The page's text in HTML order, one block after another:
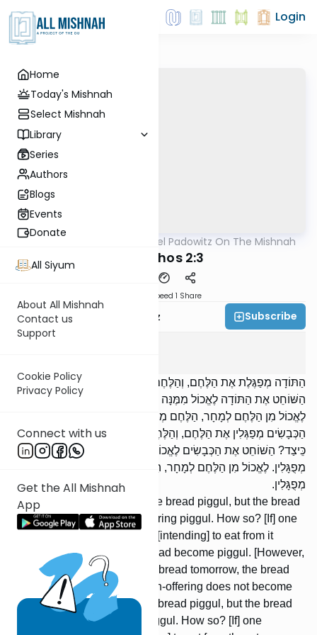
Home
Today's Mishnah
Select Mishnah
Library
Series
Authors
Blogs
Events
Donate
All Siyum
About All Mishnah
Contact us
Support
Cookie Policy
Privacy Policy
Connect with us
Get the All Mishnah
App
Login
Rabbi Joel Padowitz On The Mishnah
Menachos 2:3
Speed 1 Share
Rabbi Joel Padowitz Subscribe
הַתּוֹדָה מְפַגֶּלֶת אֶת הַלֶּחֶם, וְהַלֶּחֶם אֵינוֹ מְפַגֵּל אֶת הַתּוֹדָה. כֵּיצַד?
הַשּׁוֹחֵט אֶת הַתּוֹדָה לֶאֱכוֹל מִמֶּנָּה לְמָחָר, הִיא וְהַלֶּחֶם מְפֻגָּלִין.
לֶאֱכוֹל מִן הַלֶּחֶם לְמָחָר, הַלֶּחֶם מְפֻגָּל, וְהַתּוֹדָה אֵינָהּ מְפֻגֶּלֶת.
הַכְּבָשִׂים מְפַגְּלִין אֶת הַלֶּחֶם, וְהַלֶּחֶם אֵינוֹ מְפַגֵּל אֶת הַכְּבָשִׂים.
כֵּיצַד? הַשּׁוֹחֵט אֶת הַכְּבָשִׂים לֶאֱכוֹל מֵהֶן לְמָחָר, הֵם וְהַלֶּחֶם
מְפֻגָּלִין. לֶאֱכוֹל מִן הַלֶּחֶם לְמָחָר, הַלֶּחֶם מְפֻגָּל, וְהַכְּבָשִׂים אֵינָן
מְפֻגָּלִין.
The todah-offering renders the bread piggul, but the bread
does not render the todahoffering piggul. How so? [If] one
slaughters the todah-offering [intending] to eat from it
tomorrow, [both] it and the bread become piggul. [However,
if he intended] to eat from the bread tomorrow, the bread
becomes piggul, but the todah-offering does not become
piggul. The lambs render the bread piggul, but the bread
does not render the lambs piggul. How so? [If] one